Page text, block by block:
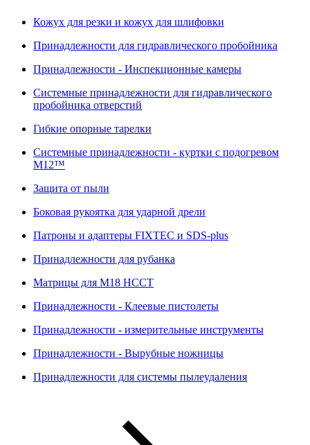
Кожух для резки и кожух для шлифовки
Принадлежности для гидравлического пробойника
Принадлежности - Инспекционные камеры
Системные принадлежности для гидравлического
пробойника отверстий
Гибкие опорные тарелки
Системные принадлежности - куртки с подогревом
M12™
Защита от пыли
Боковая рукоятка для ударной дрели
Патроны и адаптеры FIXTEC и SDS-plus
Принадлежности для рубанка
Матрицы для M18 HCCT
Принадлежности - Клеевые пистолеты
Принадлежности - измерительные инструменты
Принадлежности - Вырубные ножницы
Принадлежности для системы пылеудаления